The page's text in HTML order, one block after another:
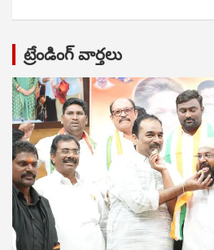
ట్రేండింగ్ వార్తలు